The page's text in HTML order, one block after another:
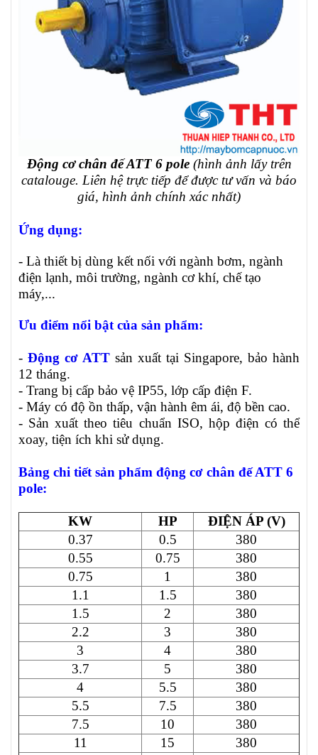
Động cơ chân đế ATT 6 pole(hình ảnh lấy trên
catalouge. Liên hệ trực tiếp để được tư vấn và báo
giá, hình ảnh chính xác nhất)
Ứng dụng:
- Là thiết bị dùng kết nối với ngành bơm, ngành
điện lạnh, môi trường, ngành cơ khí, chế tạo
máy,...
Ưu điểm nổi bật của sản phẩm:
- Động cơ ATT sản xuất tại Singapore, bảo hành
12 tháng.
- Trang bị cấp bảo vệ IP55, lớp cấp điện F.
- Máy có độ ồn thấp, vận hành êm ái, độ bền cao.
- Sản xuất theo tiêu chuẩn ISO, hộp điện có thể
xoay, tiện ích khi sử dụng.
Bảng chi tiết sản phẩm động cơ chân đế ATT 6
pole:
KW HP
ĐIỆN ÁP (V)
0.37
0.5
380
0.55
0.75
380
0.75
1
380
1.1
1.5
380
1.5
2
380
2.2
3
380
3
4
380
3.7
5
380
4
5.5
380
5.5
7.5
380
7.5
10
380
11
15
380